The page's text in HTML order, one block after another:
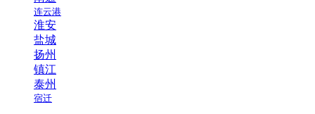
连云港
淮安
盐城
扬州
镇江
泰州
宿迁